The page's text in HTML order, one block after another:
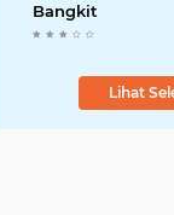
Bangkit
Lihat